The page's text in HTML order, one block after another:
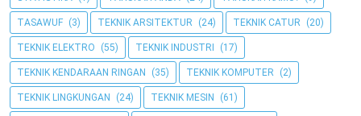
TASAWUF (3) TEKNIK ARSITEKTUR (24) TEKNIK CATUR (20)
TEKNIK ELEKTRO (55) TEKNIK INDUSTRI (17)
TEKNIK KENDARAAN RINGAN (35) TEKNIK KOMPUTER (2)
TEKNIK LINGKUNGAN (24) TEKNIK MESIN (61)